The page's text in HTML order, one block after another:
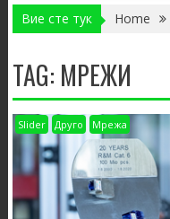
Вие сте тук Home
TAG: МРЕЖИ
Slider Друго Мрежа